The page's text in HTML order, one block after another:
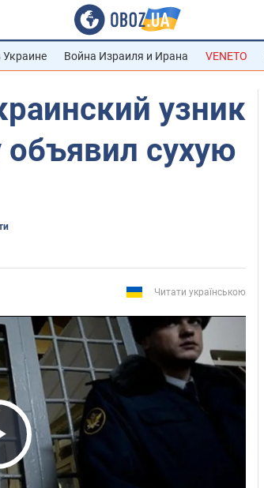
Украине Война Израиля и Ирана VENETO
узник
сухую
Читати українською
Video